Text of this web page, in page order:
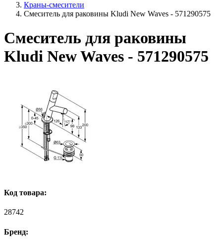
Краны-смесители
Смеситель для раковины Kludi New Waves - 571290575
Смеситель для раковины
Kludi New Waves - 571290575
Код товара:
28742
Бренд: